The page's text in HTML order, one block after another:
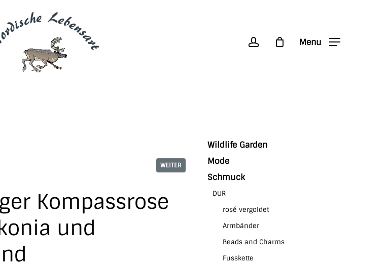
Menu
WEITER
Kompassrose
und
Wildlife Garden
Mode
Schmuck
DUR
rosé vergoldet
Armbänder
Beads and Charms
Fusskette